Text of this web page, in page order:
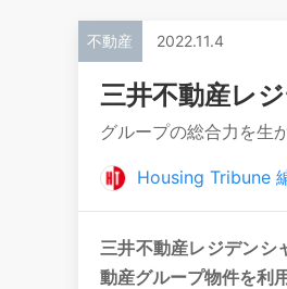
不動産 2022.11.4
三井不動産レ
グループの総合力を生
Housing Tribune
三井不動産レジデンシ
動産グループ物件を利